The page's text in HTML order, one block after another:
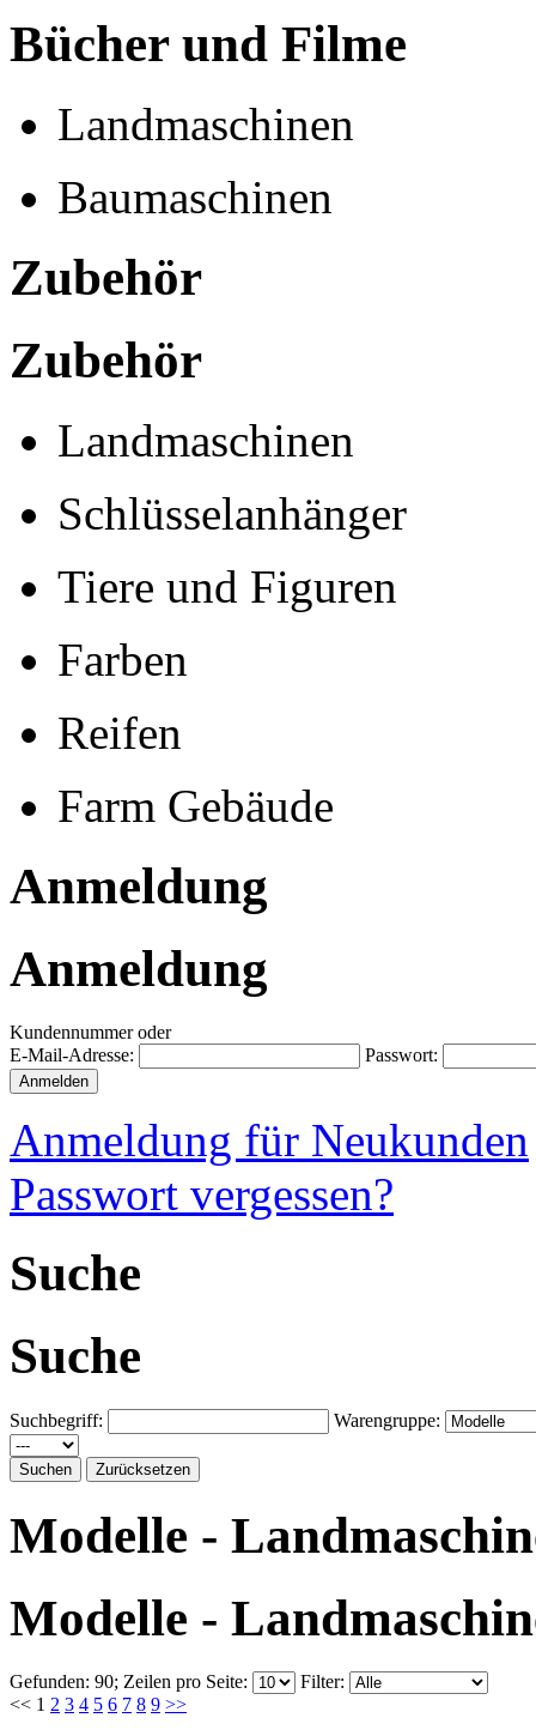
Bücher und Filme
Landmaschinen
Baumaschinen
Zubehör
Zubehör
Landmaschinen
Schlüsselanhänger
Tiere und Figuren
Farben
Reifen
Farm Gebäude
Anmeldung
Anmeldung
Kundennummer oder
E-Mail-Adresse:
Passwort:
Anmeldung für Neukunden
Passwort vergessen?
Suche
Suche
Suchbegriff: Warengruppe:
Modelle -
Modelle -
Gefunden: 90; Zeilen pro Seite:
Filter:
<< 1 2 3 4 5 6 7 8 9 >>